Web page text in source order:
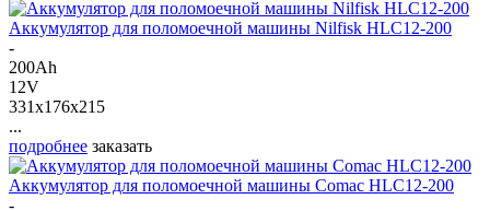
Аккумулятор для поломоечной машины Nilfisk HLC12-200
-
200Ah
12V
331x176x215
...
подробнее заказать
Аккумулятор для поломоечной машины Comac HLC12-200
-